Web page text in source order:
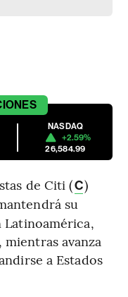
NASDAQ
+2.59%
26,584.99
de Citi (C)
su
mientras avanza
a Estados